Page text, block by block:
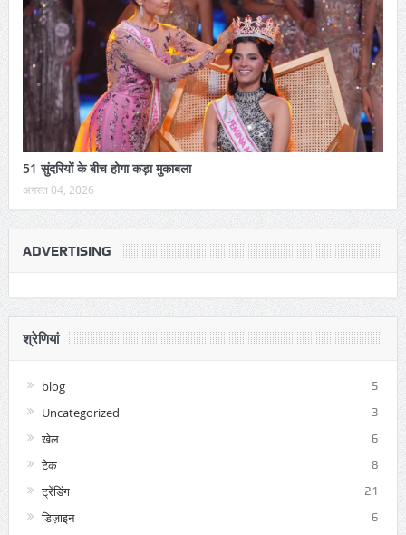
51 सुंदरियों के बीच होगा कड़ा मुकाबला
अगस्त 04, 2026
ADVERTISING
श्रेणियां
blog 5
Uncategorized 3
खेल 6
टेक 8
ट्रेंडिंग 21
डिज़ाइन 6